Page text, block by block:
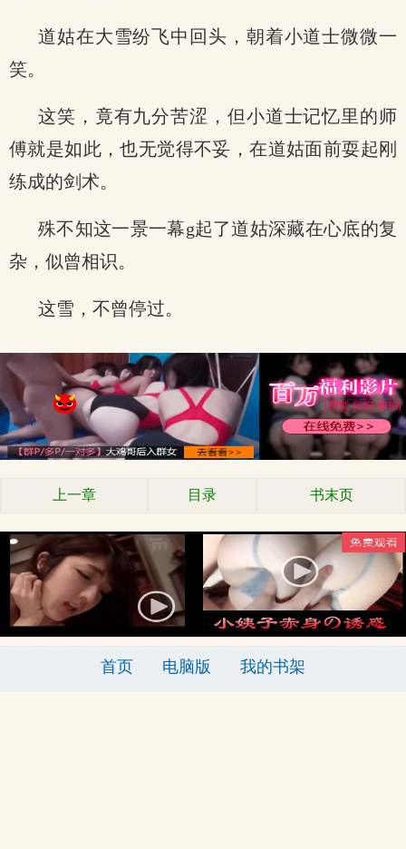
道姑在大雪纷飞中回头，朝着小道士微微一
笑。
这笑，竟有九分苦涩，但小道士记忆里的师
傅就是如此，也无觉得不妥，在道姑面前耍起刚
练成的剑术。
殊不知这一景一幕g起了道姑深藏在心底的复
杂，似曾相识。
这雪，不曾停过。
上一章 目录 书末页
首页 电脑版 我的书架